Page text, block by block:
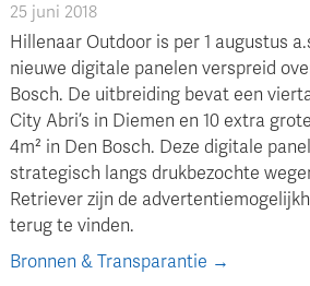
25 juni 2018
Hillenaar Outdoor is per 1 augustus
nieuwe digitale panelen verspreid
Bosch. De uitbreiding bevat een
City Abri’s in Diemen en 10 extra
4m² in Den Bosch. Deze digitale
strategisch langs drukbezochte
Retriever zijn de
terug te vinden.
Bronnen & Transparantie →